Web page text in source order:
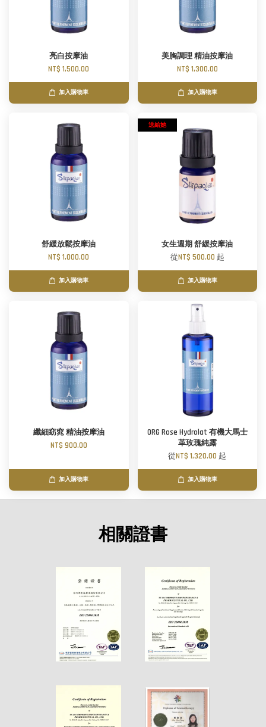
亮白按摩油
NT$ 1,500.00
加入購物車
美胸調理 精油按摩油
NT$ 1,300.00
加入購物車
舒緩放鬆按摩油
NT$ 1,000.00
加入購物車
送給她
女生週期 舒緩按摩油
從NT$ 500.00 起
加入購物車
纖細窈窕 精油按摩油
NT$ 900.00
加入購物車
ORG Rose Hydrolat 有機大馬士
革玫瑰純露
從NT$ 1,320.00 起
加入購物車
相關證書